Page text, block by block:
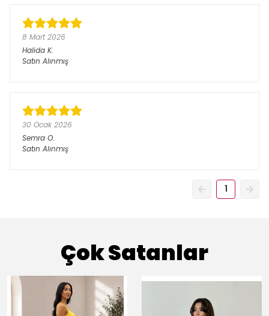
8 Mart 2026
Halida K.
Satın Alınmış
30 Ocak 2026
Semra O.
Satın Alınmış
1
Çok Satanlar